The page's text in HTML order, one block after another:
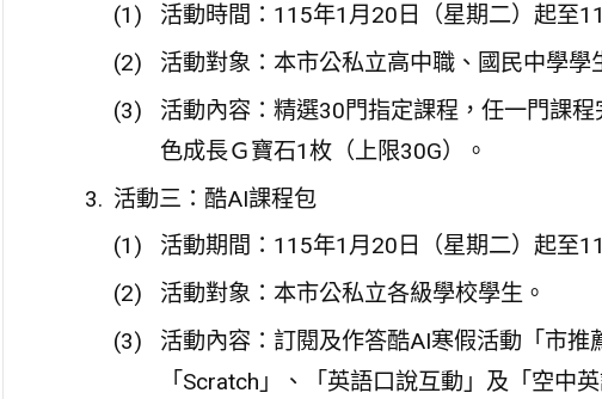
活動時間：115年1月20日（星期二）起至
活動對象：本市公私立高中職、國民中學學
活動內容：精選30門指定課程，任一門課
色成長Ｇ寶石1枚（上限30G）。
活動三：酷AI課程包
活動期間：115年1月20日（星期二）起至
活動對象：本市公私立各級學校學生。
活動內容：訂閱及作答酷AI寒假活動「市推
「Scratch」、「英語口說互動」及「空中